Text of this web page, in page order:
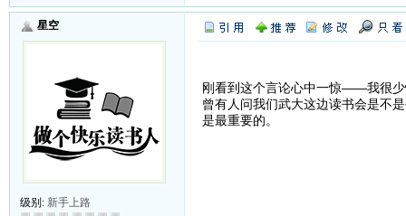
星空
级别: 新手上路
刚看到这个言论心中一惊——我很
曾有人问我们武大这边读书会是不
是最重要的。